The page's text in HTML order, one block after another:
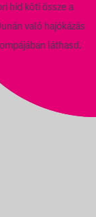
híd köti össze a
való hajókázás
láthasd.